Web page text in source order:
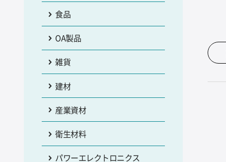
食品
OA製品
雑貨
建材
産業資材
衛生材料
パワーエレクトロニクス